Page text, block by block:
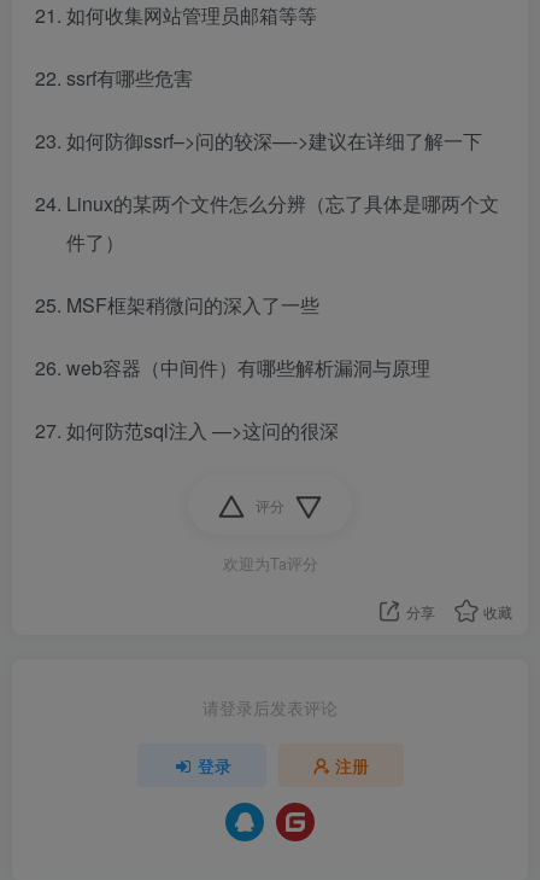
如何收集网站管理员邮箱等等
ssrf有哪些危害
如何防御ssrf–>问的较深—->建议在详细了解一下
Linux的某两个文件怎么分辨（忘了具体是哪两个文
件了）
MSF框架稍微问的深入了一些
web容器（中间件）有哪些解析漏洞与原理
如何防范sql注入 —>这问的很深
评分
欢迎为Ta评分
分享 收藏
请登录后发表评论
登录 注册